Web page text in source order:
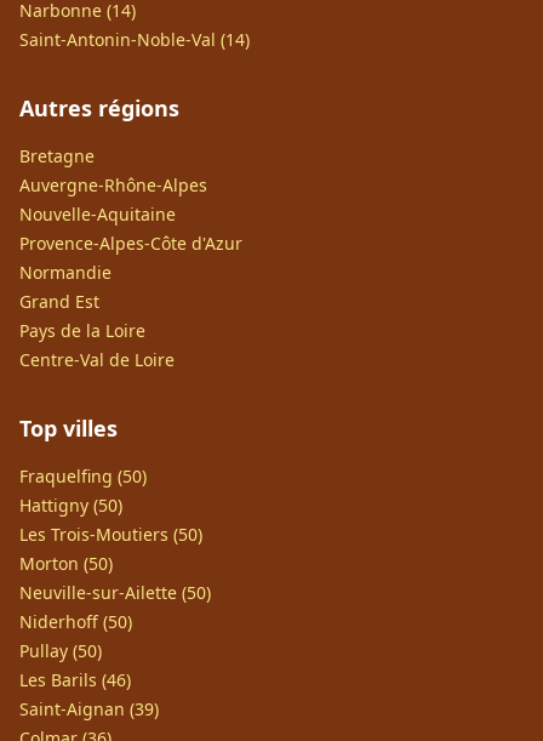
Narbonne (14)
Saint-Antonin-Noble-Val (14)
Autres régions
Bretagne
Auvergne-Rhône-Alpes
Nouvelle-Aquitaine
Provence-Alpes-Côte d'Azur
Normandie
Grand Est
Pays de la Loire
Centre-Val de Loire
Top villes
Fraquelfing (50)
Hattigny (50)
Les Trois-Moutiers (50)
Morton (50)
Neuville-sur-Ailette (50)
Niderhoff (50)
Pullay (50)
Les Barils (46)
Saint-Aignan (39)